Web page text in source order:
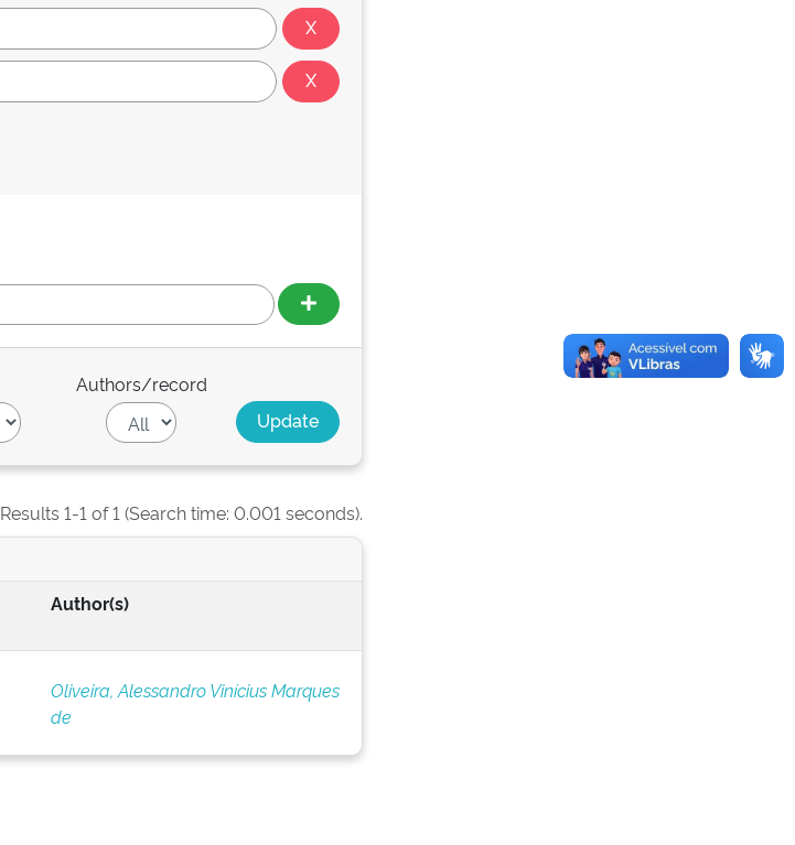
Authors/record
Results 1-1 of 1 (Search time: 0.001 seconds).
Author(s)
Oliveira, Alessandro Vinícius Marques
de